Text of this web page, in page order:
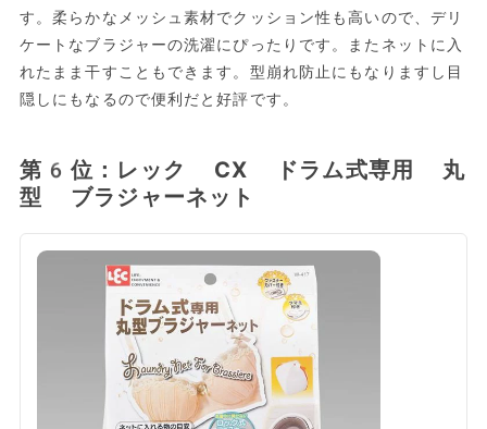
す。柔らかなメッシュ素材でクッション性も高いので、デリ
ケートなブラジャーの洗濯にぴったりです。またネットに入
れたまま干すこともできます。型崩れ防止にもなりますし目
隠しにもなるので便利だと好評です。
第6位：レック CX ドラム式専用 丸
型 ブラジャーネット